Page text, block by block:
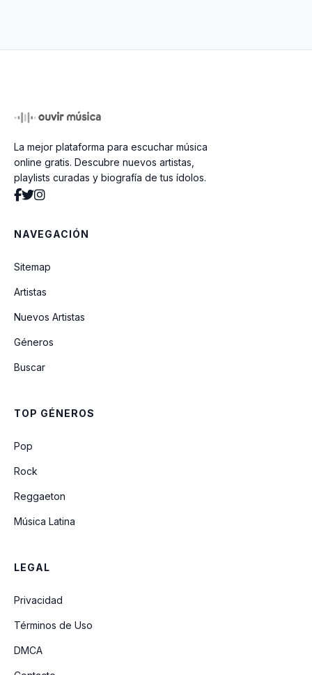
Al Mundo Paz
My Little Donkey
La mejor plataforma para escuchar música
online gratis. Descubre nuevos artistas,
playlists curadas y biografía de tus ídolos.
NAVEGACIÓN
Sitemap
Artistas
Nuevos Artistas
Géneros
Buscar
TOP GÉNEROS
Pop
Rock
Reggaeton
Música Latina
LEGAL
Privacidad
Términos de Uso
DMCA